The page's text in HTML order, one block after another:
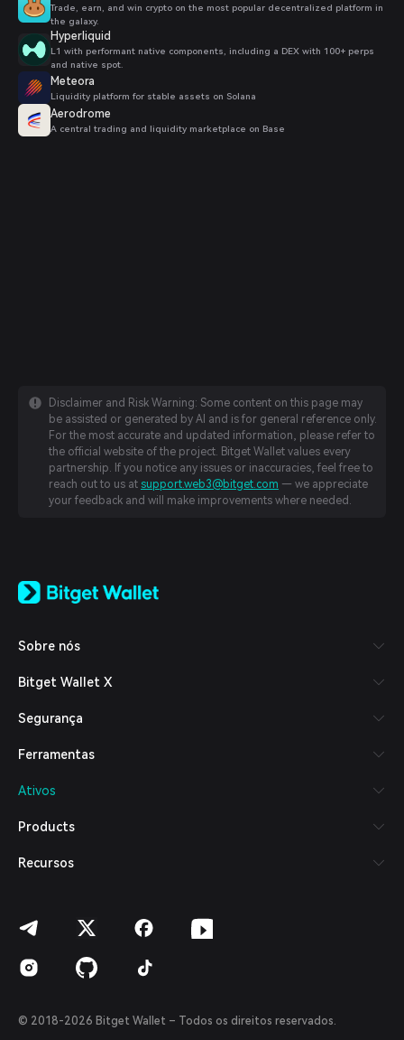
Trade, earn, and win crypto on the most popular decentralized platform in
the galaxy.
Hyperliquid
L1 with performant native components, including a DEX with 100+ perps
and native spot.
Meteora
Liquidity platform for stable assets on Solana
Aerodrome
A central trading and liquidity marketplace on Base
Disclaimer and Risk Warning: Some content on this page may
be assisted or generated by AI and is for general reference only.
For the most accurate and updated information, please refer to
the official website of the project. Bitget Wallet values every
partnership. If you notice any issues or inaccuracies, feel free to
reach out to us at support.web3@bitget.com — we appreciate
your feedback and will make improvements where needed.
日本語
Español (Latinoamérica)
Italiano
Deutsch
繁體中文
Bahasa Indonesia
हिन्दी
Español (Argentina)
Sobre nós
Bitget Wallet X
Segurança
Ferramentas
Ativos
Products
Recursos
© 2018-2026 Bitget Wallet – Todos os direitos reservados.